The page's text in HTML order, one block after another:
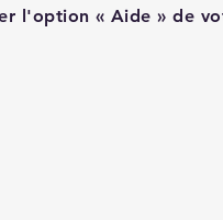
l'option « Aide » de